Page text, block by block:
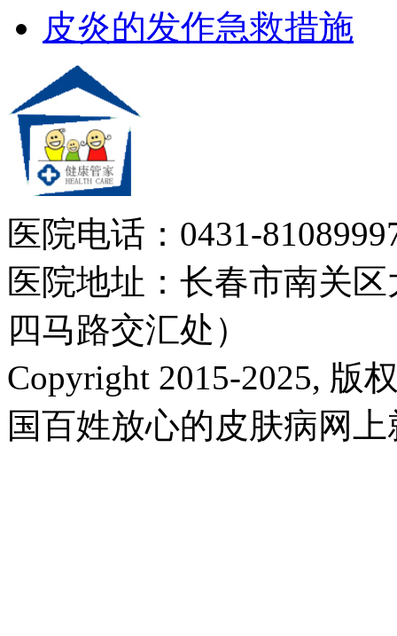
皮炎的发作急救措施
医院电话：0431-
医院地址：长春市南关
四马路交汇处）
Copyright 2015-2025, 版
国百姓放心的皮肤病网